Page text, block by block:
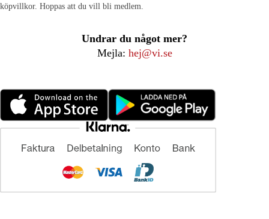
köpvillkor. Hoppas att du vill bli medlem.
Undrar du något mer?
Mejla: hej@vi.se